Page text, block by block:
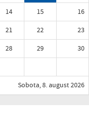
14 15
16
21 22
23
28 29
30
Sobota, 8. august 2026